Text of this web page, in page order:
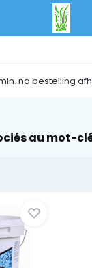
na bestelling
au mot-